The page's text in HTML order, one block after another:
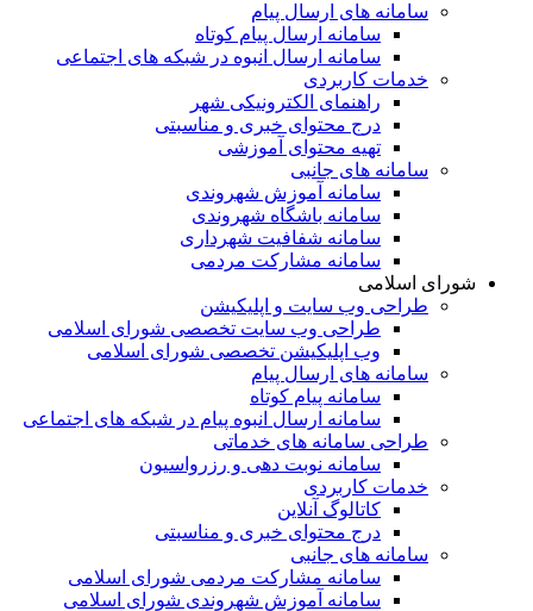
سامانه های ارسال پیام
سامانه ارسال پیام کوتاه
سامانه ارسال انبوه در شبکه های اجتماعی
خدمات کاربردی
راهنمای الکترونیکی شهر
درج محتوای خبری و مناسبتی
تهیه محتوای آموزشی
سامانه های جانبی
سامانه آموزش شهروندی
سامانه باشگاه شهروندی
سامانه شفافیت شهرداری
سامانه مشارکت مردمی
شورای اسلامی
طراحی وب سایت و اپلیکیشن
طراحی وب سایت تخصصی شورای اسلامی
وب اپلیکیشن تخصصی شورای اسلامی
سامانه های ارسال پیام
سامانه پیام کوتاه
سامانه ارسال انبوه پیام در شبکه های اجتماعی
طراحی سامانه های خدماتی
سامانه نوبت دهی و رزرواسیون
خدمات کاربردی
کاتالوگ آنلاین
درج محتوای خبری و مناسبتی
سامانه های جانبی
سامانه مشارکت مردمی شورای اسلامی
سامانه آموزش شهروندی شورای اسلامی